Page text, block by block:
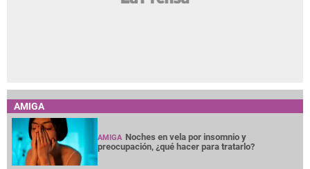
AMIGA
AMIGA Noches en vela por insomnio y
preocupación, ¿qué hacer para tratarlo?